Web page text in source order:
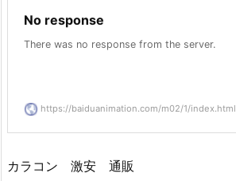
No response
There was no response from the server.
https://baiduanimation.com/m02/1/index.html
カラコン 激安 通販